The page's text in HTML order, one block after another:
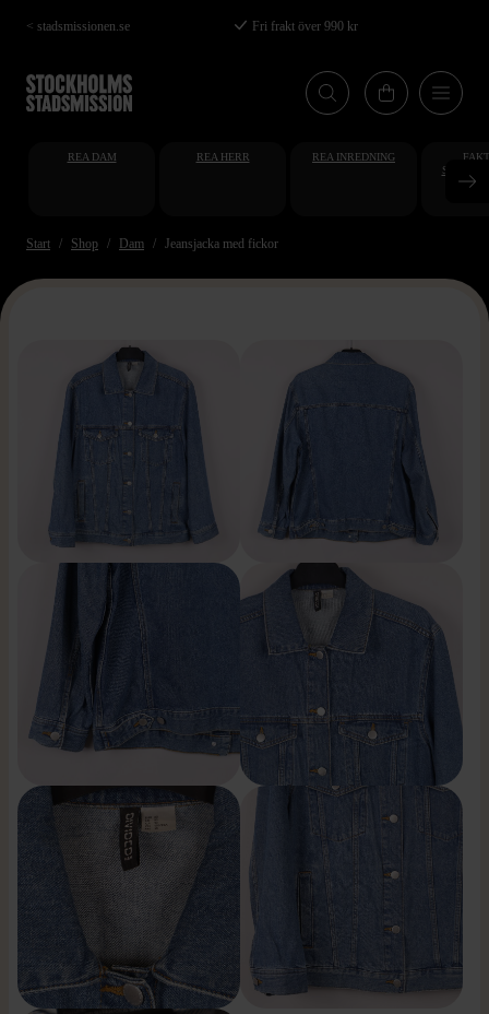
Hoppa
till
huvudinnehåll
< stadsmissionen.se Fri frakt över 990 kr
REA DAM REA HERR REA INREDNING
Start Shop Dam Jeansjacka med fickor